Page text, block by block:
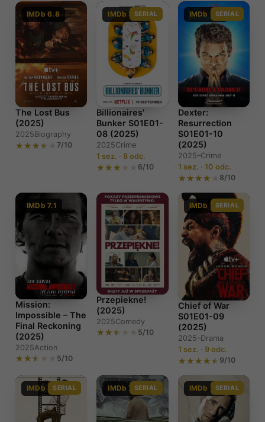
IMDb 6.8
The Lost Bus
(2025)
2025Biography
7/10
IMDb 5.7SERIAL
Billionaires'
Bunker S01E01-
08 (2025)
2025Crime
1 sez. · 8 odc.
6/10
IMDb 9.0SERIAL
Dexter:
Resurrection
S01E01-10
(2025)
2025–Crime
1 sez. · 10 odc.
8/10
IMDb 7.1
Mission:
Impossible – The
Final Reckoning
(2025)
2025Action
5/10
Przepiekne!
(2025)
2025Comedy
5/10
IMDb 7.5SERIAL
Chief of War
S01E01-09
(2025)
2025–Drama
1 sez. · 9 odc.
9/10
IMDb 8.1SERIAL IMDb 7.4SERIAL IMDb 7.4SERIAL